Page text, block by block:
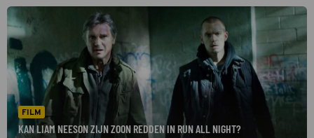
FILM
KAN LIAM NEESON ZIJN ZOON REDDEN IN RUN ALL NIGHT?